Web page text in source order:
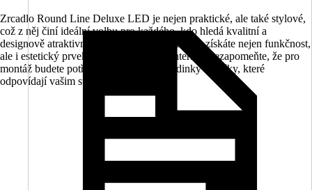
Zrcadlo Round Line Deluxe LED je nejen praktické, ale také stylové,
což z něj činí ideální volbu pro každého, kdo hledá kvalitní a
designově atraktivní zrcadlo. S tímto zrcadlem získáte nejen funkčnost,
ale i estetický prvek, který obohatí váš interiér. Nezapomeňte, že pro
montáž budete potřebovat vhodné hmoždinky a háčky, které
odpovídají vašim stěnám.